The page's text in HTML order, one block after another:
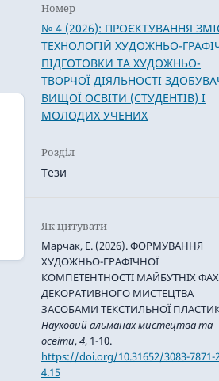
Номер
№ 4 (2026): ПРОЄКТУВАННЯ
ТЕХНОЛОГІЙ ХУДОЖНЬО-
ПІДГОТОВКИ ТА ХУДОЖНЬО-
ТВОРЧОЇ ДІЯЛЬНОСТІ
ВИЩОЇ ОСВІТИ (СТУДЕНТІВ) І
МОЛОДИХ УЧЕНИХ
Розділ
Тези
Як цитувати
Марчак, Е. (2026). ФОРМУВАННЯ
ХУДОЖНЬО-ГРАФІЧНОЇ
КОМПЕТЕНТНОСТІ МАЙБУТНІХ
ДЕКОРАТИВНОГО МИСТЕЦТВА
ЗАСОБАМИ ТЕКСТИЛЬНОЇ
Науковий альманах мистецтва та
освіти,4, 1-10.
https://doi.org/10.31652/3083-7871-
4.15